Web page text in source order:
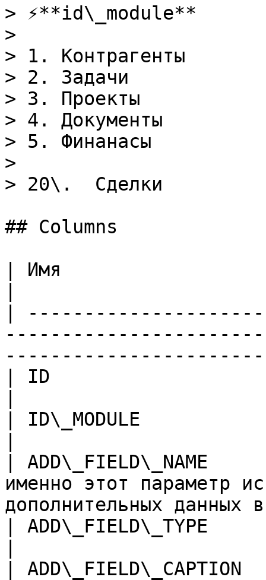
> ⚡️**id\_module**
>
> 1. Контрагенты
> 2. Задачи
> 3. Проекты
> 4. Документы
> 5. Финанасы
>
> 20\.  Сделки
## Columns
| Имя
|
| ID
| ID\_MODULE
| ADD\_FIELD\_NAME
именно этот параметр
дополнительных данных
| ADD\_FIELD\_TYPE
|